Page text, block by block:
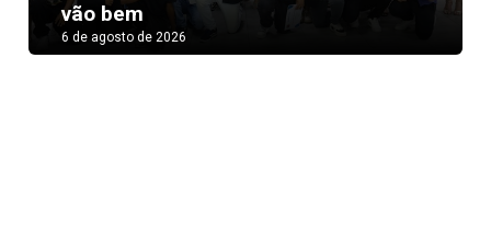
vão bem
6 de agosto de 2026